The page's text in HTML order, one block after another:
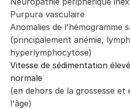
Purpura vasculaire
Anomalies de l'hémogramme
(principalement anémie,
hyperlymphocytose)
Vitesse de sédimentation
normale
(en dehors de la grossesse
l'âge)